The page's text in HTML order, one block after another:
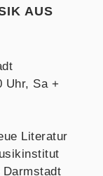
AUS
Uhr, Sa +
Literatur
Darmstadt